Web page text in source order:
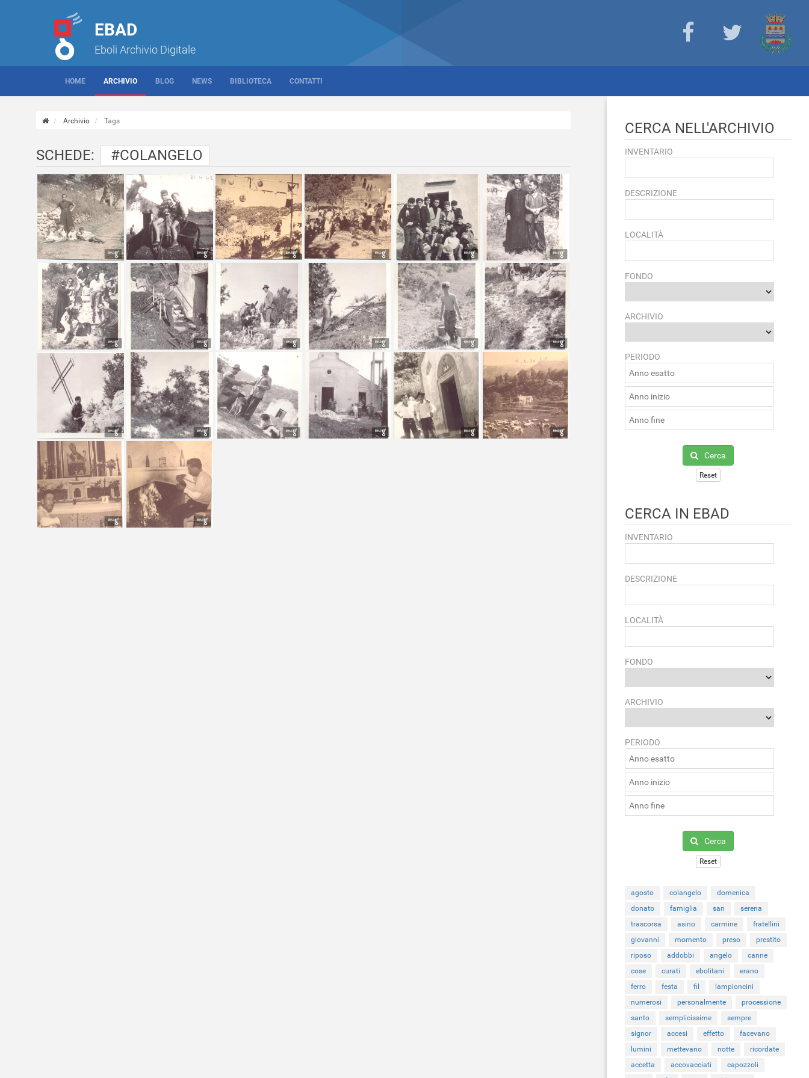
EBAD
Eboli Archivio Digitale
HOME ARCHIVIO BLOG NEWS BIBLIOTECA CONTATTI
Archivio Tags
SCHEDE: #COLANGELO
CERCA NELL'ARCHIVIO
INVENTARIO
DESCRIZIONE
LOCALITÀ
FONDO
ARCHIVIO
PERIODO
Cerca
Reset
CERCA IN EBAD
INVENTARIO
DESCRIZIONE
LOCALITÀ
FONDO
ARCHIVIO
PERIODO
Cerca
Reset
agosto colangelo
domenica
donato
famiglia san
serena
trascorsa
asino carmine
fratellini
giovanni
momento preso
prestito
riposo
addobbi angelo
canne
cose
curati ebolitani
erano
ferro
festa fil
lampioncini
numerosi
personalmente
processione
santo
semplicissime
sempre
signor
accesi effetto
facevano
lumini
mettevano notte
ricordate
accetta
accovacciati
capozzoli